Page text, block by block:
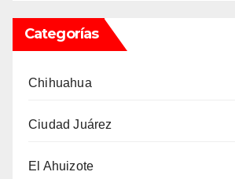
Categorías
Chihuahua
Ciudad Juárez
El Ahuizote